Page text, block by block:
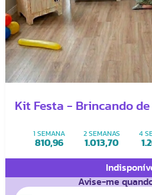
Kit Festa - Brincando
1 SEMANA
810,96
2 SEMANAS
1.013,70
4
Avise-me